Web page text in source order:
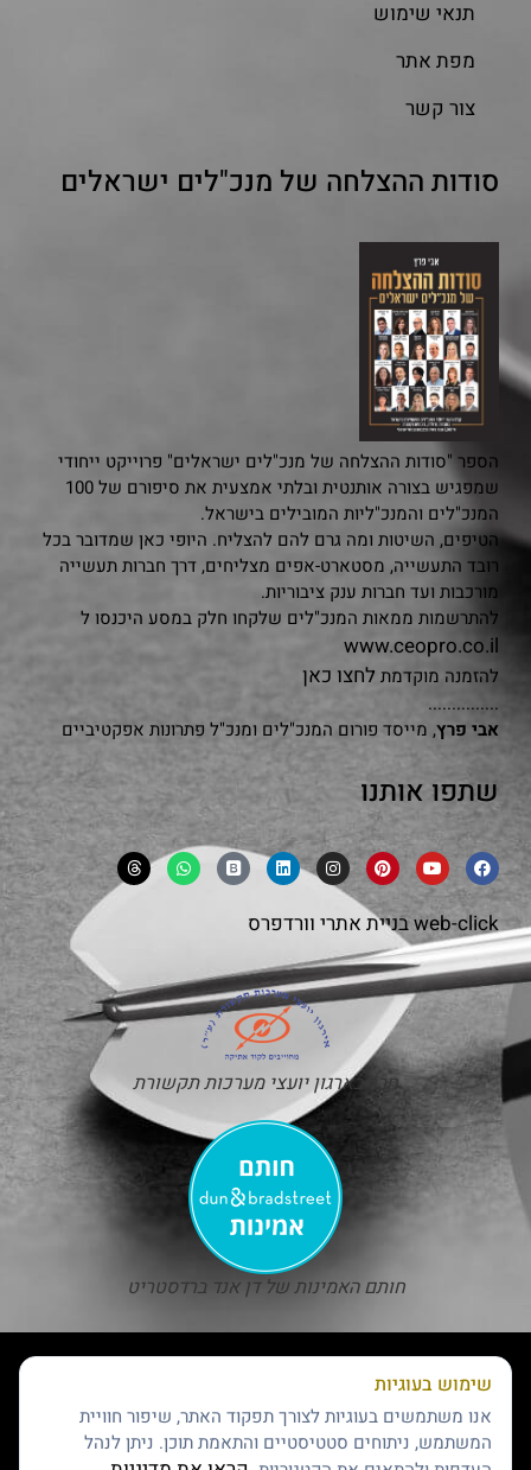
תנאי שימוש
מפת אתר
צור קשר
סודות ההצלחה של מנכ"לים ישראלים
הספר "סודות ההצלחה של מנכ"לים ישראלים" פרוייקט ייחודי
שמפגיש בצורה אותנטית ובלתי אמצעית את סיפורם של 100
המנכ"לים והמנכ"ליות המובילים בישראל.
הטיפים, השיטות ומה גרם להם להצליח. היופי כאן שמדובר בכל
רובד התעשייה, מסטארט-אפים מצליחים, דרך חברות תעשייה
מורכבות ועד חברות ענק ציבוריות.
להתרשמות ממאות המנכ"לים שלקחו חלק במסע היכנסו ל
www.ceopro.co.il
להזמנה מוקדמת לחצו כאן
...............
אבי פרץ, מייסד פורום המנכ"לים ומנכ"ל פתרונות אפקטיביים
שתפו אותנו
web-clickבניית אתרי וורדפרס
חבר בארגון יועצי מערכות תקשורת
חותם האמינות של דן אנד ברדסטריט
שימוש בעוגיות
אנו משתמשים בעוגיות לצורך תפקוד האתר, שיפור חוויית
המשתמש, ניתוחים סטטיסטיים והתאמת תוכן. ניתן לנהל